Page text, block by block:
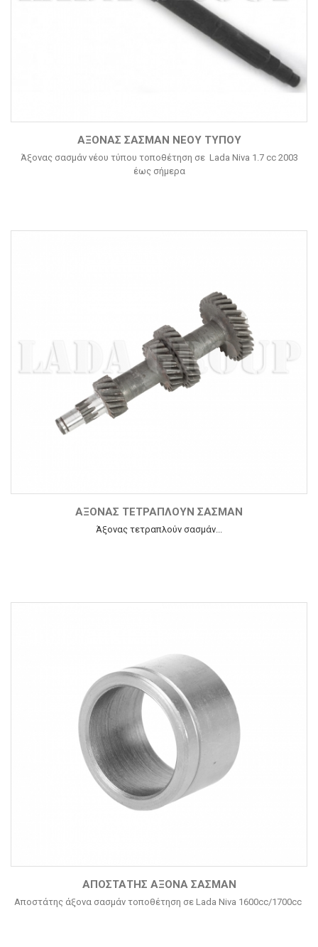
ΆΞΟΝΑΣ ΣΑΣΜΆΝ ΝΈΟΥ ΤΎΠΟΥ
Άξονας σασμάν νέου τύπου τοποθέτηση σε Lada Niva 1.7 cc 2003
έως σήμερα
ΆΞΟΝΑΣ ΤΕΤΡΑΠΛΟΎΝ ΣΑΣΜΆΝ
Άξονας τετραπλούν σασμάν...
ΑΠΟΣΤΆΤΗΣ ΆΞΟΝΑ ΣΑΣΜΆΝ
Αποστάτης άξονα σασμάν τοποθέτηση σε Lada Niva 1600cc/1700cc